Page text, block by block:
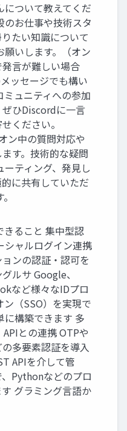
について教えてくだ
のお仕事や技術スタ
たい知識について
願いします。（オン
言が難しい場合
ッセージでも構い
ュニティへの参加
ひDiscordに一言
ください。
ン中の質問対応や
す。技術的な疑問
ティング、発見し
に共有していただ
ること 集中型認
シャルログイン連携
ンの認証・認可を
ルサ Google、
など様々なIDプロ
（SSO）を実現で
に構築できます 多
との連携 OTPや
多要素認証を導入
APIを介して管
Pythonなどのプロ
グラミング言語か